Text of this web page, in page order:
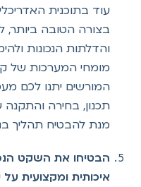
עוד בתוכנית
בצורה הטובה ביותר,
והדלתות הנכונות
מומחי המערכות של
המורשים יתנו לכם
תכנון, בחירה והתקנה
מנת להבטיח תהליך
הבטיחו את השקט
איכותית ומקצועית על